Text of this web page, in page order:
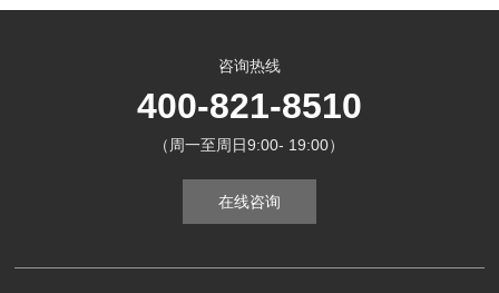
咨询热线
400-821-8510
（周一至周日9:00- 19:00）
在线咨询